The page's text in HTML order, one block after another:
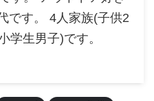
です。 4人家族(子供2
学生男子)です。